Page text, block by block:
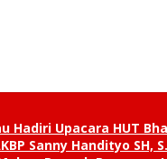
Hadiri Upacara HUT
Sanny Handityo SH,